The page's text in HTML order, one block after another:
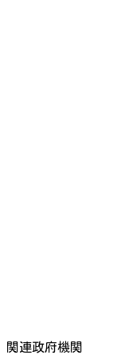
関連政府機関